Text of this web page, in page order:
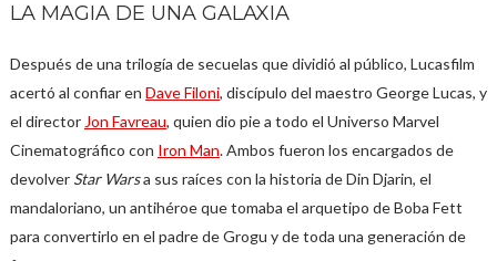
LA MAGIA DE UNA GALAXIA
Después de una trilogía de secuelas que dividió al público, Lucasfilm
acertó al confiar en Dave Filoni, discípulo del maestro George Lucas, y
el director Jon Favreau, quien dio pie a todo el Universo Marvel
Cinematográfico con Iron Man. Ambos fueron los encargados de
devolver Star Warsa sus raíces con la historia de Din Djarin, el
mandaloriano, un antihéroe que tomaba el arquetipo de Boba Fett
para convertirlo en el padre de Grogu y de toda una generación de